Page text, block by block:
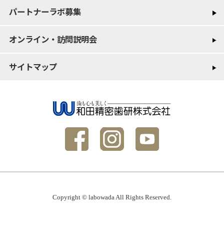
パートナーラボ募集
オンライン・訪問説明会
サイトマップ
Copyright © labowada All Rights Reserved.